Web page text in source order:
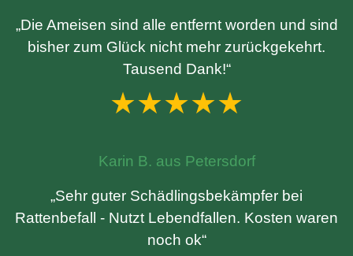
„Die Ameisen sind alle entfernt worden und sind
bisher zum Glück nicht mehr zurückgekehrt.
Tausend Dank!“
★★★★★
Karin B. aus Petersdorf
„Sehr guter Schädlingsbekämpfer bei
Rattenbefall - Nutzt Lebendfallen. Kosten waren
noch ok“